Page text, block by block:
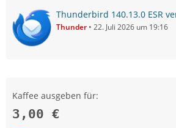
Thunderbird 140.13.0 ESR
Thunder 22. Juli 2026 um 19:16
Kaffee ausgeben für:
3,00 €